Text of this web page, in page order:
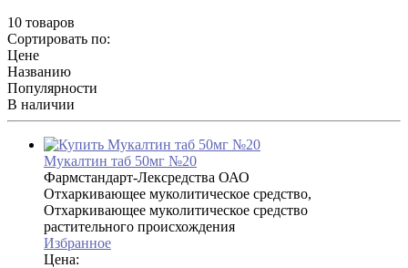
10 товаров
Сортировать по:
Цене
Названию
Популярности
В наличии
Мукалтин таб 50мг №20
Фармстандарт-Лексредства ОАО
Отхаркивающее муколитическое средство,
Отхаркивающее муколитическое средство
растительного происхождения
Избранное
Цена: